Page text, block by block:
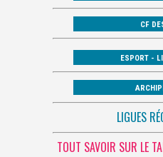
CF
ESPORT -
LIGUES
TOUT SAVOIR SUR LE